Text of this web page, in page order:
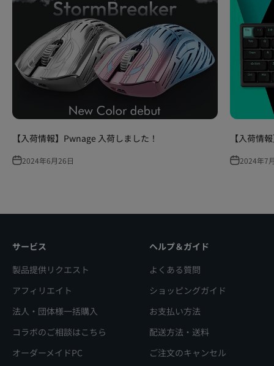
【入荷情報】Pwnage 入荷しました！
2024年6月26日
【入荷情
2024年7
サービス
製品提供リクエスト
アフィリエイト
法人・団体様一括購入
コラボのご相談はこちら
オーダーメイドPC
ヘルプ＆ガイド
よくある質問
ショッピングガイド
お支払い方法
配送方法・送料
ご注文のキャンセル